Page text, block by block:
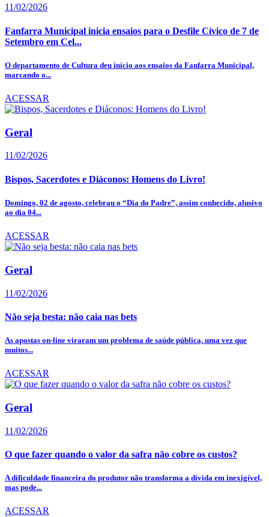
11/02/2026
Fanfarra Municipal inicia ensaios para o Desfile Cívico de 7 de
Setembro em Cel...
O departamento de Cultura deu início aos ensaios da Fanfarra Municipal,
marcando o...
ACESSAR
Geral
11/02/2026
Bispos, Sacerdotes e Diáconos: Homens do Livro!
Domingo, 02 de agosto, celebrau o “Dia do Padre”, assim conhecido, alusivo
ao dia 04...
ACESSAR
Geral
11/02/2026
Não seja besta: não caia nas bets
As apostas on-line viraram um problema de saúde pública, uma vez que
muitos...
ACESSAR
Geral
11/02/2026
O que fazer quando o valor da safra não cobre os custos?
A dificuldade financeira do produtor não transforma a dívida em inexigível,
mas pode...
ACESSAR